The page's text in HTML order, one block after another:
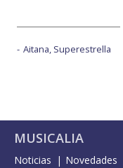
Aitana, Superestrella
MUSICALIA
Noticias Novedades